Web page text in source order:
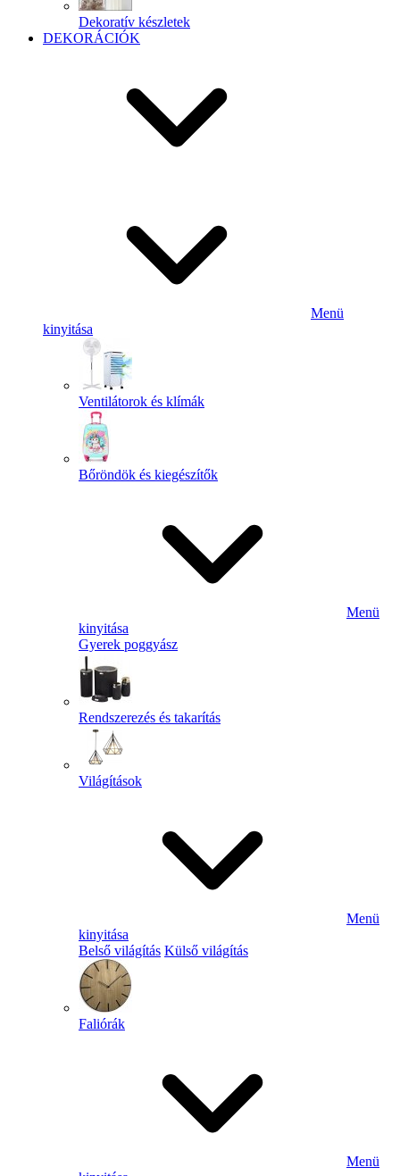
Dekoratív készletek
DEKORÁCIÓK
Menü
kinyitása
Ventilátorok és klímák
Bőröndök és kiegészítők
Menü
kinyitása
Gyerek poggyász
Rendszerezés és takarítás
Világítások
Menü
kinyitása
Belső világítás Külső világítás
Faliórák
Menü